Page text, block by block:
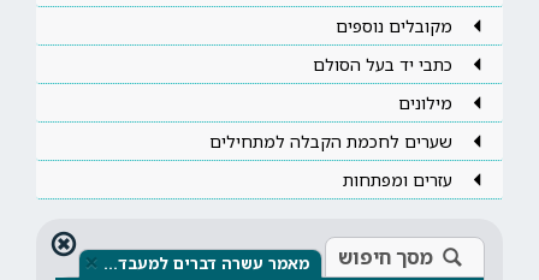
מקובלים נוספים
כתבי יד בעל הסולם
מילונים
שערים לחכמת הקבלה למתחילים
עזרים ומפתחות
מסך חיפוש מאמר עשרה דברים למעבד… ×